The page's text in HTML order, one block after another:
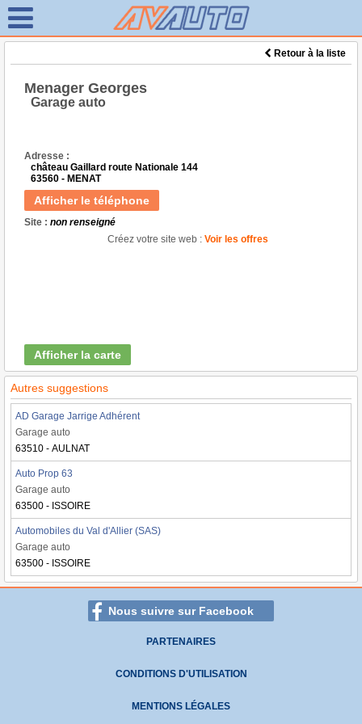
Retour à la liste
Menager Georges
Garage auto
Adresse :
château Gaillard route Nationale 144
63560 - MENAT
Afficher le téléphone
Site : non renseigné
Créez votre site web : Voir les offres
Afficher la carte
Autres suggestions
AD Garage Jarrige Adhérent
Garage auto
63510 - AULNAT
Auto Prop 63
Garage auto
63500 - ISSOIRE
Automobiles du Val d'Allier (SAS)
Garage auto
63500 - ISSOIRE
Nous suivre sur Facebook
PARTENAIRES
CONDITIONS D'UTILISATION
MENTIONS LÉGALES